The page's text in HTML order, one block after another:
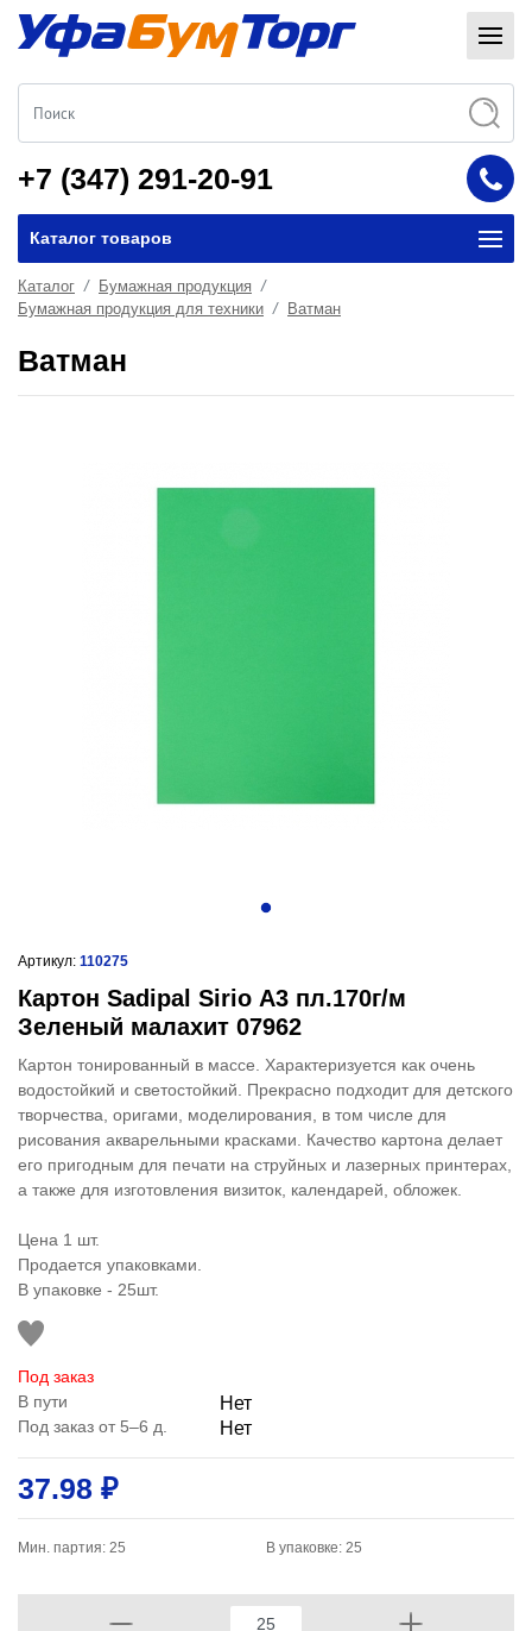
+7 (347) 291-20-91
Каталог товаров
Каталог
Бумажная продукция
Бумажная продукция для техники
Ватман
Ватман
Артикул: 110275
Картон Sadipal Sirio А3 пл.170г/м
Зеленый малахит 07962
Картон тонированный в массе. Характеризуется как очень
водостойкий и светостойкий. Прекрасно подходит для детского
творчества, оригами, моделирования, в том числе для
рисования акварельными красками. Качество картона делает
его пригодным для печати на струйных и лазерных принтерах,
а также для изготовления визиток, календарей, обложек.
Цена 1 шт.
Продается упаковками.
В упаковке - 25шт.
Под заказ
В пути
Нет
Под заказ от 5–6 д. Нет
37.98 ₽
Мин. партия: 25 В упаковке: 25